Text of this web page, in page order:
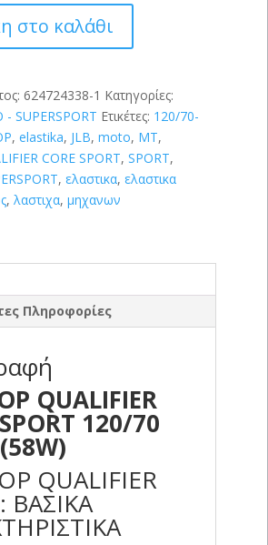
στο καλάθι
624724338-1 Κατηγορίες:
- SUPERSPORT Ετικέτες: 120/70-
, elastika, JLB, moto, MT,
CORE SPORT, SPORT,
, ελαστικα, ελαστικα
, λαστιχα, μηχανων
Πληροφορίες
QUALIFIER
120/70
QUALIFIER
ΒΑΣΙΚΑ